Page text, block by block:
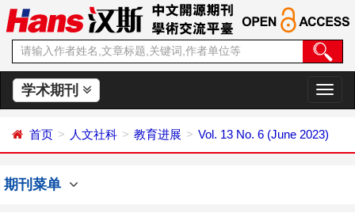
学术期刊
切
换
航
首页 人文社科 教育进展 Vol. 13 No. 6 (June 2023)
期刊菜单